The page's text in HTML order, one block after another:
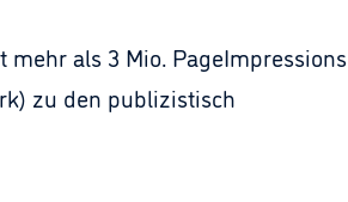
als 3 Mio. PageImpressions
zu den publizistisch